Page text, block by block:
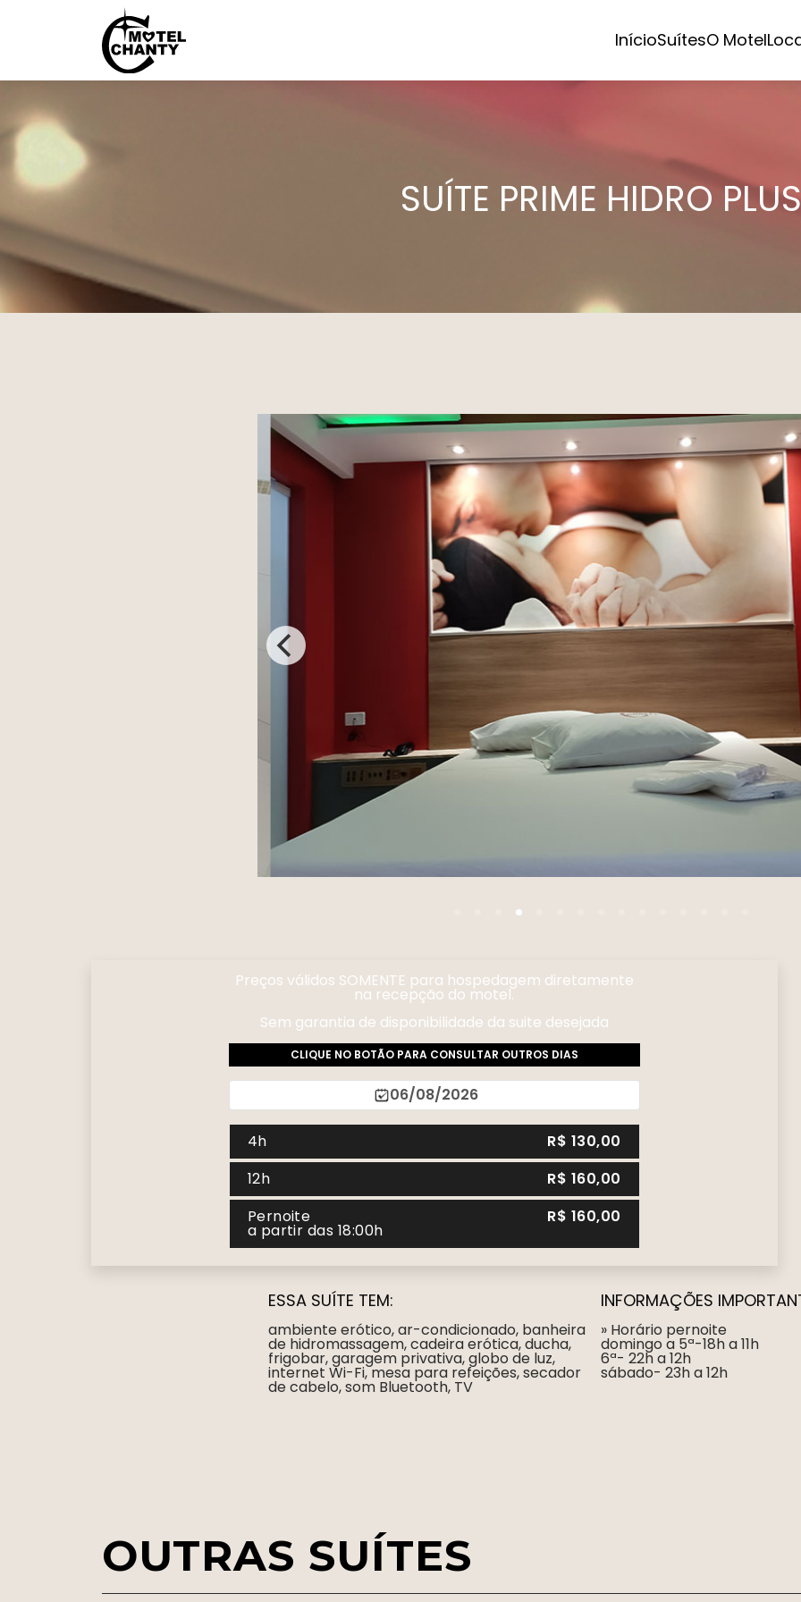
InícioSuítesO Motel
SUÍTE PRIME HIDRO PLUS
Preços válidos SOMENTE para hospedagem diretamente
na recepção do motel.
Sem garantia de disponibilidade da suite desejada
CLIQUE NO BOTÃO PARA CONSULTAR OUTROS DIAS
06/08/2026
4h R$ 130,00
12h
R$ 160,00
Pernoite
a partir das 18:00h
R$ 160,00
ESSA SUÍTE TEM:
ambiente erótico, ar-condicionado, banheira
de hidromassagem, cadeira erótica, ducha,
frigobar, garagem privativa, globo de luz,
internet Wi-Fi, mesa para refeições, secador
de cabelo, som Bluetooth, TV
INFORMAÇÕES
» Horário pernoite
domingo a 5ª-18h a 11h
6ª- 22h a 12h
sábado- 23h a 12h
OUTRAS SUÍTES